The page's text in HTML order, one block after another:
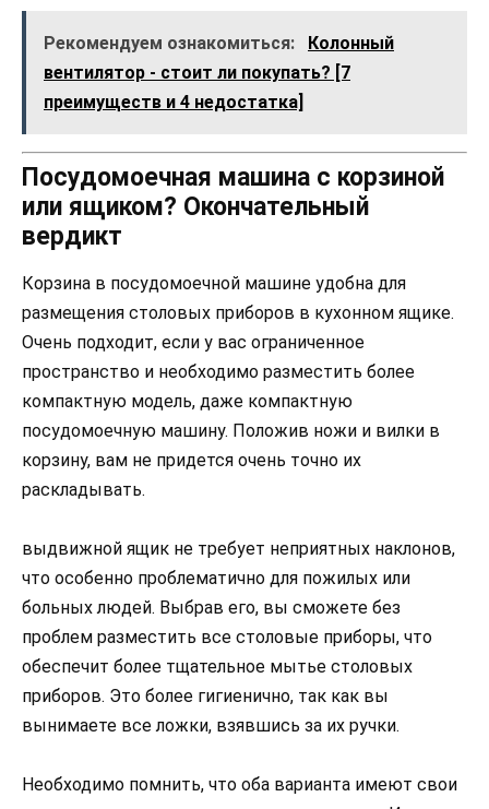
Рекомендуем ознакомиться:
Колонный
вентилятор - стоит ли покупать? [7
преимуществ и 4 недостатка]
Посудомоечная машина с корзиной
или ящиком? Окончательный
вердикт
Корзина в посудомоечной машине удобна для
размещения столовых приборов в кухонном ящике.
Очень подходит, если у вас ограниченное
пространство и необходимо разместить более
компактную модель, даже компактную
посудомоечную машину. Положив ножи и вилки в
корзину, вам не придется очень точно их
раскладывать.
выдвижной ящик не требует неприятных наклонов,
что особенно проблематично для пожилых или
больных людей. Выбрав его, вы сможете без
проблем разместить все столовые приборы, что
обеспечит более тщательное мытье столовых
приборов. Это более гигиенично, так как вы
вынимаете все ложки, взявшись за их ручки.
Необходимо помнить, что оба варианта имеют свои